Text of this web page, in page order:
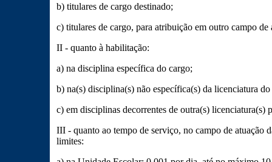
b) titulares de cargo destinado;
c) titulares de cargo, para atribuição em outro campo de
II - quanto à habilitação:
a) na disciplina específica do cargo;
b) na(s) disciplina(s) não específica(s) da licenciatura do
c) em disciplinas decorrentes de outra(s) licenciatura(s)
III - quanto ao tempo de serviço, no campo de atuação
limites: